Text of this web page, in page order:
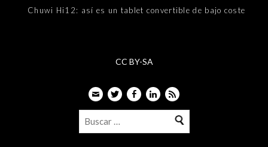
Chuwi Hi12: así es un tablet convertible de bajo coste
CC BY-SA
EmailTwitterFacebook
LinkedIn
Feed